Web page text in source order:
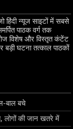
हिंदी न्यूज साइटों में सबसे
पाठक वर्ग तक
विशेष और विस्तृत कंटेंट
बड़ी घटना तत्काल पाठकों
बाल बचे
लोगों की जान खतरे में